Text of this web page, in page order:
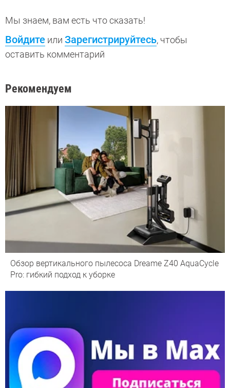
Мы знаем, вам есть что сказать!
Войдите или Зарегистрируйтесь, чтобы
оставить комментарий
Рекомендуем
Обзор вертикального пылесоса Dreame Z40 AquaCycle
Pro: гибкий подход к уборке